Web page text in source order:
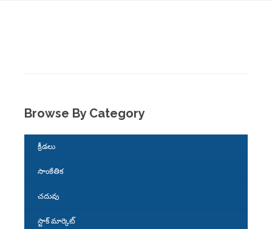
Browse By Category
క్రీడలు
సాంకేతిక
చదువు
స్టాక్ మార్కెట్